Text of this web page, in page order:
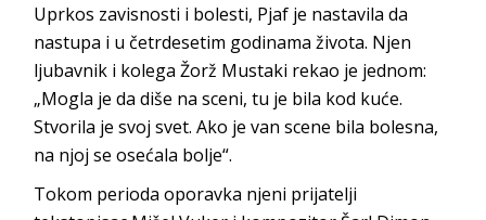
Uprkos zavisnosti i bolesti, Pjaf je nastavila da
nastupa i u četrdesetim godinama života. Njen
ljubavnik i kolega Žorž Mustaki rekao je jednom:
„Mogla je da diše na sceni, tu je bila kod kuće.
Stvorila je svoj svet. Ako je van scene bila bolesna,
na njoj se osećala bolje“.
Tokom perioda oporavka njeni prijatelji